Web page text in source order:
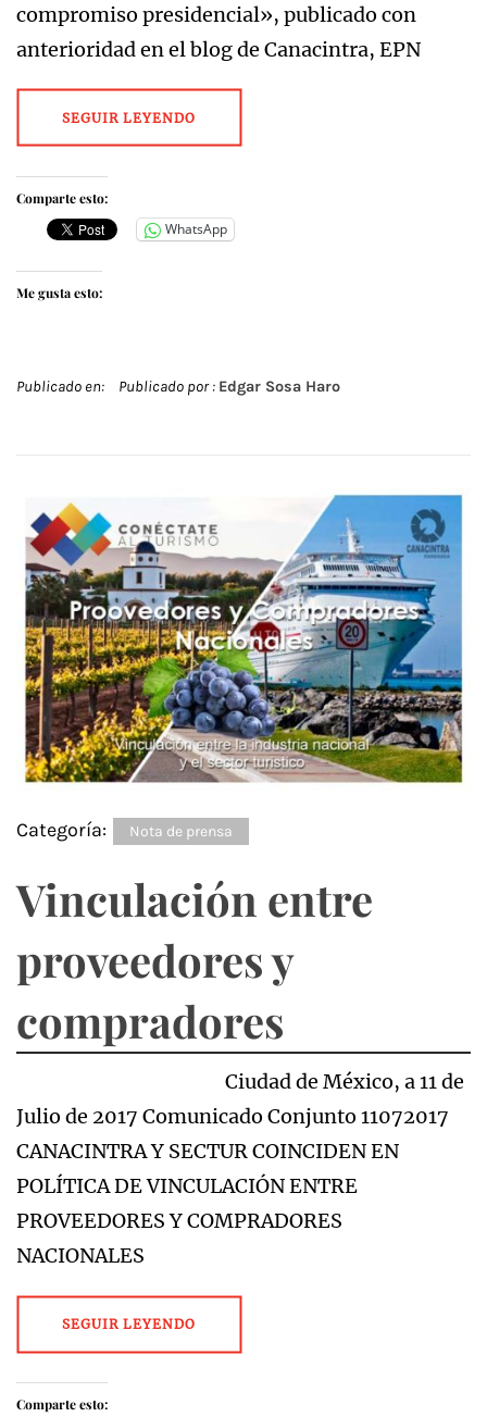
compromiso presidencial», publicado con
anterioridad en el blog de Canacintra, EPN
SEGUIR LEYENDO
Comparte esto:
WhatsApp
Me gusta esto:
Publicado en: Publicado por : Edgar Sosa Haro
Categoría: Nota de prensa
Vinculación entre
proveedores y
compradores
Ciudad de México, a 11 de
Julio de 2017 Comunicado Conjunto 11072017
CANACINTRA Y SECTUR COINCIDEN EN
POLÍTICA DE VINCULACIÓN ENTRE
PROVEEDORES Y COMPRADORES
NACIONALES
SEGUIR LEYENDO
Comparte esto: